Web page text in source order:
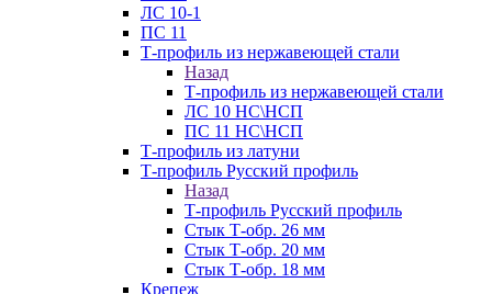
ЛС 10-1
ПС 11
Т-профиль из нержавеющей стали
Назад
Т-профиль из нержавеющей стали
ЛС 10 НС\НСП
ПС 11 НС\НСП
Т-профиль из латуни
Т-профиль Русский профиль
Назад
Т-профиль Русский профиль
Стык Т-обр. 26 мм
Стык Т-обр. 20 мм
Стык Т-обр. 18 мм
Крепеж